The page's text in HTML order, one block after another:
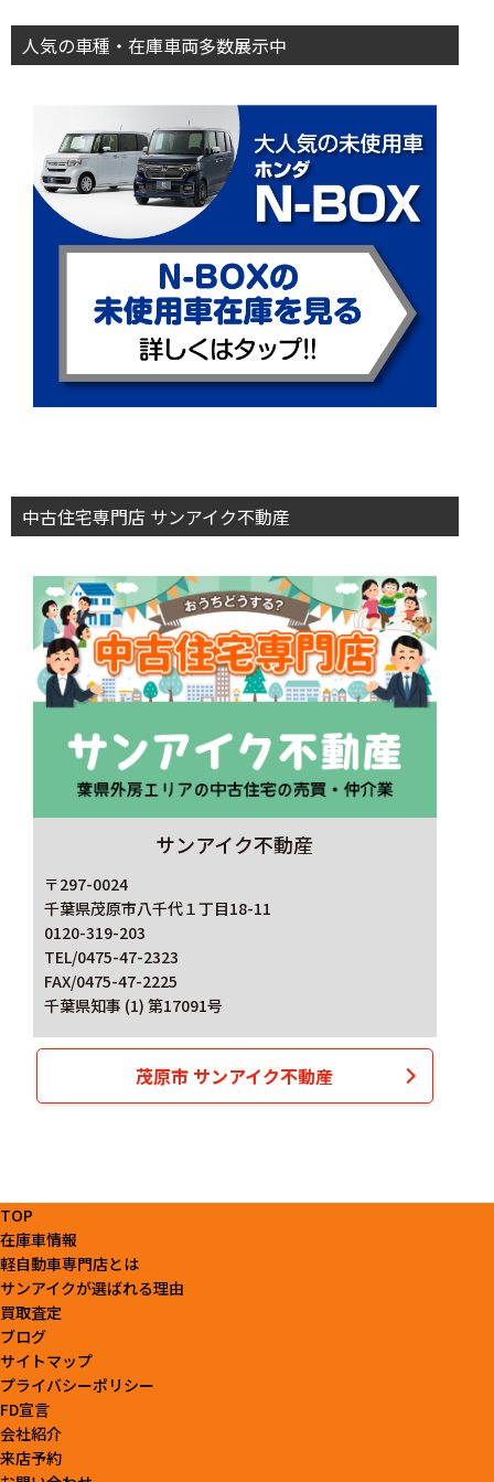
人気の車種・在庫車両多数展示中
中古住宅専門店 サンアイク不動産
サンアイク不動産
〒297-0024
千葉県茂原市八千代１丁目18-11
0120-319-203
TEL/0475-47-2323
FAX/0475-47-2225
千葉県知事 (1) 第17091号
茂原市 サンアイク不動産
TOP
在庫車情報
軽自動車専門店とは
サンアイクが選ばれる理由
買取査定
ブログ
サイトマップ
プライバシーポリシー
FD宣言
会社紹介
来店予約